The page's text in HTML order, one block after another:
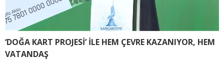
‘DOĞA KART PROJESİ’ İLE HEM ÇEVRE KAZANIYOR, HEM
VATANDAŞ